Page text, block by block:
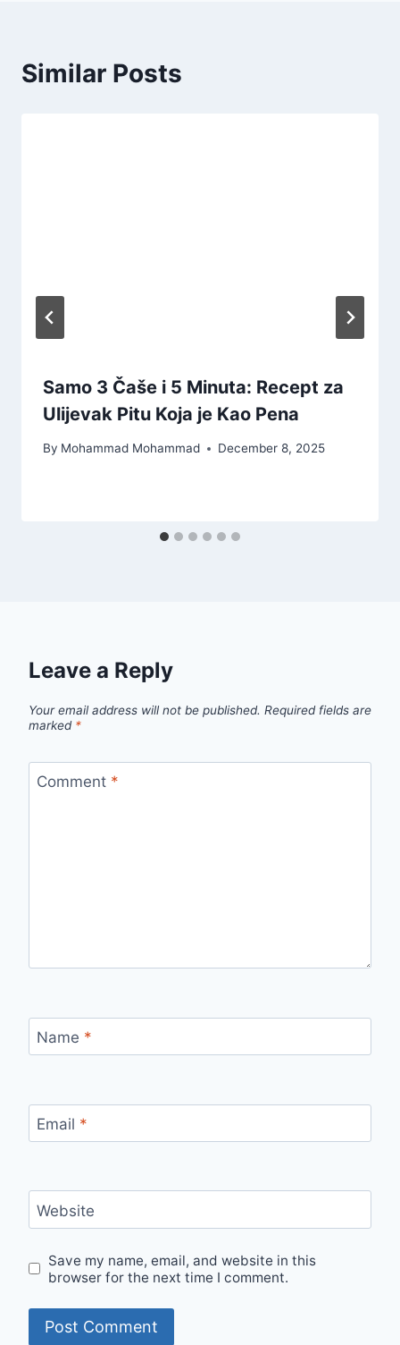
Similar Posts
Samo 3 Čaše i 5 Minuta: Recept za
Ulijevak Pitu Koja je Kao Pena
By Mohammad Mohammad December 8, 2025
Leave a Reply
Your email address will not be published. Required fields are
marked *
Comment *
Name *
Email *
Website
Save my name, email, and website in this
browser for the next time I comment.